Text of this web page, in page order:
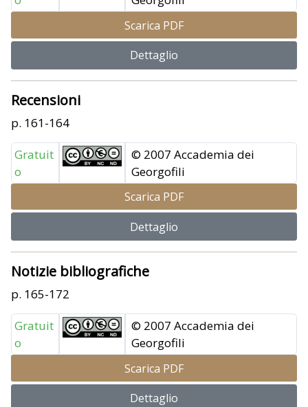
Scarica PDF
Dettaglio
Recensioni
p. 161-164
Gratuit
o
© 2007 Accademia dei
Georgofili
Scarica PDF
Dettaglio
Notizie bibliografiche
p. 165-172
Gratuit
o
© 2007 Accademia dei
Georgofili
Scarica PDF
Dettaglio